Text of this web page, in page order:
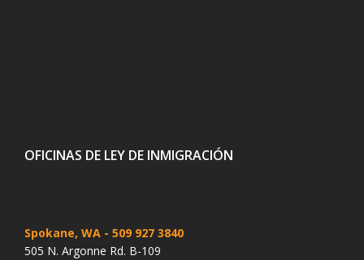
OFICINAS DE LEY DE INMIGRACIÓN
Spokane, WA - 509 927 3840
505 N. Argonne Rd. B-109